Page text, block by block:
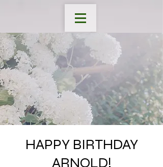
HAPPY BIRTHDAY
ARNOLD!